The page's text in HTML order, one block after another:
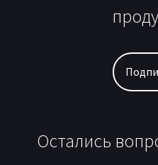
Остались